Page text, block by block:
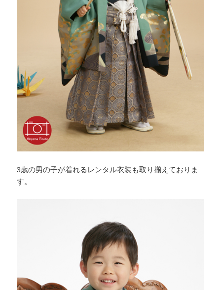
3歳の男の子が着れるレンタル衣装も取り揃えておりま
す。